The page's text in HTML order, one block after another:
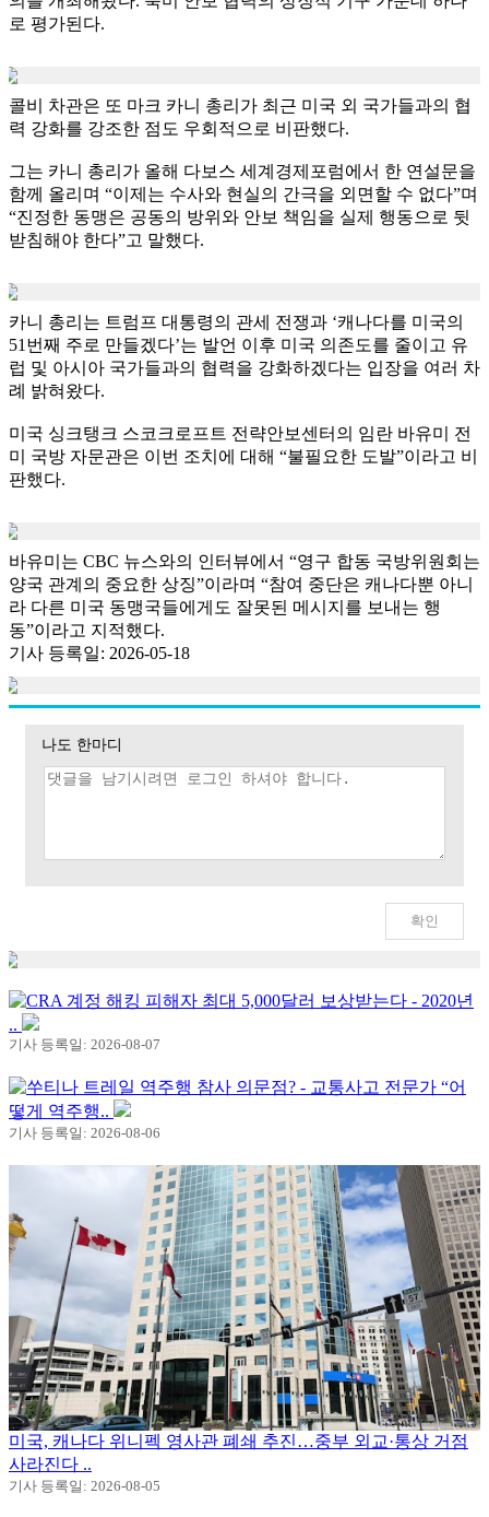
로 평가된다.
콜비 차관은 또 마크 카니 총리가 최근 미국 외 국가들과의 협
력 강화를 강조한 점도 우회적으로 비판했다.
그는 카니 총리가 올해 다보스 세계경제포럼에서 한 연설문을
함께 올리며 “이제는 수사와 현실의 간극을 외면할 수 없다”며
“진정한 동맹은 공동의 방위와 안보 책임을 실제 행동으로 뒷
받침해야 한다”고 말했다.
카니 총리는 트럼프 대통령의 관세 전쟁과 ‘캐나다를 미국의
51번째 주로 만들겠다’는 발언 이후 미국 의존도를 줄이고 유
럽 및 아시아 국가들과의 협력을 강화하겠다는 입장을 여러 차
례 밝혀왔다.
미국 싱크탱크 스코크로프트 전략안보센터의 임란 바유미 전
미 국방 자문관은 이번 조치에 대해 “불필요한 도발”이라고 비
판했다.
바유미는 CBC 뉴스와의 인터뷰에서 “영구 합동 국방위원회는
양국 관계의 중요한 상징”이라며 “참여 중단은 캐나다뿐 아니
라 다른 미국 동맹국들에게도 잘못된 메시지를 보내는 행
동”이라고 지적했다.
기사 등록일: 2026-05-18
나도 한마디
CRA 계정 해킹 피해자 최대 5,000달러 보상받는다 - 2020년
..
기사 등록일: 2026-08-07
쑤티나 트레일 역주행 참사 의문점? - 교통사고 전문가 “어
떻게 역주행..
기사 등록일: 2026-08-06
미국, 캐나다 위니펙 영사관 폐쇄 추진…중부 외교·통상 거점
사라진다 ..
기사 등록일: 2026-08-05